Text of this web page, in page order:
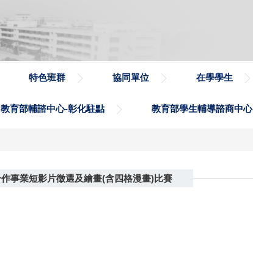
特色班群 協同單位 在學學生
教育部輔諮中心-彰化駐點 教育部學生輔導諮商中心
事業短影片徵選及繪畫(含四格漫畫)比賽